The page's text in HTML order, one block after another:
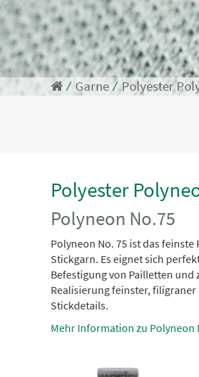
⁄ Garne ⁄Polyester
Polyester
Polyneon No.75
Polyneon No. 75 ist das feinste
Stickgarn. Es eignet sich
Befestigung von Pailletten und
Realisierung feinster, filigraner
Stickdetails.
Mehr Information zu Polyneon